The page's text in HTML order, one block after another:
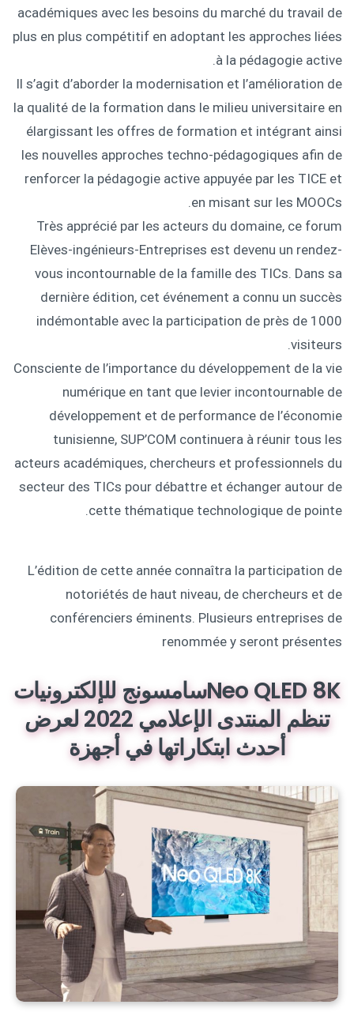
académiques avec les besoins du marché du travail de
plus en plus compétitif en adoptant les approches liées
à la pédagogie active.
Il s’agit d’aborder la modernisation et l’amélioration de
la qualité de la formation dans le milieu universitaire en
élargissant les offres de formation et intégrant ainsi
les nouvelles approches techno-pédagogiques afin de
renforcer la pédagogie active appuyée par les TICE et
en misant sur les MOOCs.
Très apprécié par les acteurs du domaine, ce forum
Elèves-ingénieurs-Entreprises est devenu un rendez-
vous incontournable de la famille des TICs. Dans sa
dernière édition, cet événement a connu un succès
indémontable avec la participation de près de 1000
visiteurs.
Consciente de l’importance du développement de la vie
numérique en tant que levier incontournable de
développement et de performance de l’économie
tunisienne, SUP’COM continuera à réunir tous les
acteurs académiques, chercheurs et professionnels du
secteur des TICs pour débattre et échanger autour de
cette thématique technologique de pointe.
L’édition de cette année connaîtra la participation de
notoriétés de haut niveau, de chercheurs et de
conférenciers éminents. Plusieurs entreprises de
renommée y seront présentes
Neo QLED 8Kسامسونج للإلكترونيات
تنظم المنتدى الإعلامي 2022 لعرض
أحدث ابتكاراتها في أجهزة